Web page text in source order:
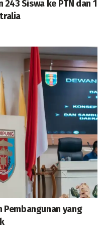
Siswa ke PTN dan 1
Pembangunan yang